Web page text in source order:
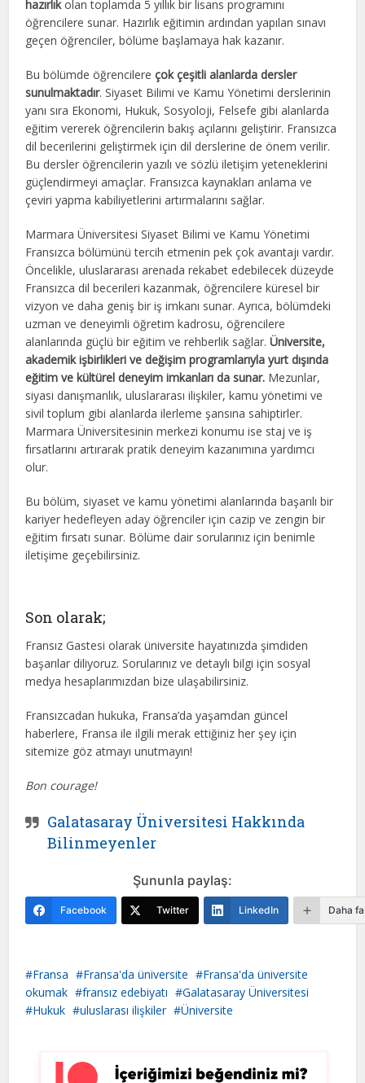
hazırlıkolan toplamda 5 yıllık bir lisans programını
öğrencilere sunar. Hazırlık eğitimin ardından yapılan sınavı
geçen öğrenciler, bölüme başlamaya hak kazanır.
Bu bölümde öğrencilereçok çeşitli alanlarda dersler
sunulmaktadır. Siyaset Bilimi ve Kamu Yönetimi derslerinin
yanı sıra Ekonomi, Hukuk, Sosyoloji, Felsefe gibi alanlarda
eğitim vererek öğrencilerin bakış açılarını geliştirir. Fransızca
dil becerilerini geliştirmek için dil derslerine de önem verilir.
Bu dersler öğrencilerin yazılı ve sözlü iletişim yeteneklerini
güçlendirmeyi amaçlar. Fransızca kaynakları anlama ve
çeviri yapma kabiliyetlerini artırmalarını sağlar.
Marmara Üniversitesi Siyaset Bilimi ve Kamu Yönetimi
Fransızca bölümünü tercih etmenin pek çok avantajı vardır.
Öncelikle, uluslararası arenada rekabet edebilecek düzeyde
Fransızca dil becerileri kazanmak, öğrencilere küresel bir
vizyon ve daha geniş bir iş imkanı sunar. Ayrıca, bölümdeki
uzman ve deneyimli öğretim kadrosu, öğrencilere
alanlarında güçlü bir eğitim ve rehberlik sağlar.Üniversite,
akademik işbirlikleri ve değişim programlarıyla yurt dışında
eğitim ve kültürel deneyim imkanları da sunar. Mezunlar,
siyasi danışmanlık, uluslararası ilişkiler, kamu yönetimi ve
sivil toplum gibi alanlarda ilerleme şansına sahiptirler.
Marmara Üniversitesinin merkezi konumu ise staj ve iş
fırsatlarını artırarak pratik deneyim kazanımına yardımcı
olur.
Bu bölüm, siyaset ve kamu yönetimi alanlarında başarılı bir
kariyer hedefleyen aday öğrenciler için cazip ve zengin bir
eğitim fırsatı sunar. Bölüme dair sorularınız için benimle
iletişime geçebilirsiniz.
Son olarak;
Fransız Gastesi olarak üniversite hayatınızda şimdiden
başarılar diliyoruz. Sorularınız ve detaylı bilgi için sosyal
medya hesaplarımızdan bize ulaşabilirsiniz.
Fransızcadan hukuka, Fransa’da yaşamdan güncel
haberlere, Fransa ile ilgili merak ettiğiniz her şey için
sitemize göz atmayı unutmayın!
Bon courage!
Galatasaray Üniversitesi Hakkında
Bilinmeyenler
Şununla paylaş:
Facebook Twitter LinkedIn Daha
Fransa Fransa'da üniversite
Fransa'da üniversite
okumak
fransız edebiyatı
Galatasaray Üniversitesi
Hukuk
uluslarası ilişkiler Üniversite